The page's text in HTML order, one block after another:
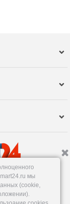
MAX,TG
мы
(cookie,